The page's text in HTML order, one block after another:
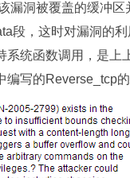
漏洞被覆盖的缓冲
段，这时对漏洞的
系统函数调用，是
编写的Reverse_tcp的